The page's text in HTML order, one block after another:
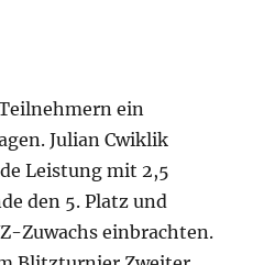
ein
Julian Cwiklik
Leistung mit 2,5
den 5. Platz und
Zuwachs einbrachten.